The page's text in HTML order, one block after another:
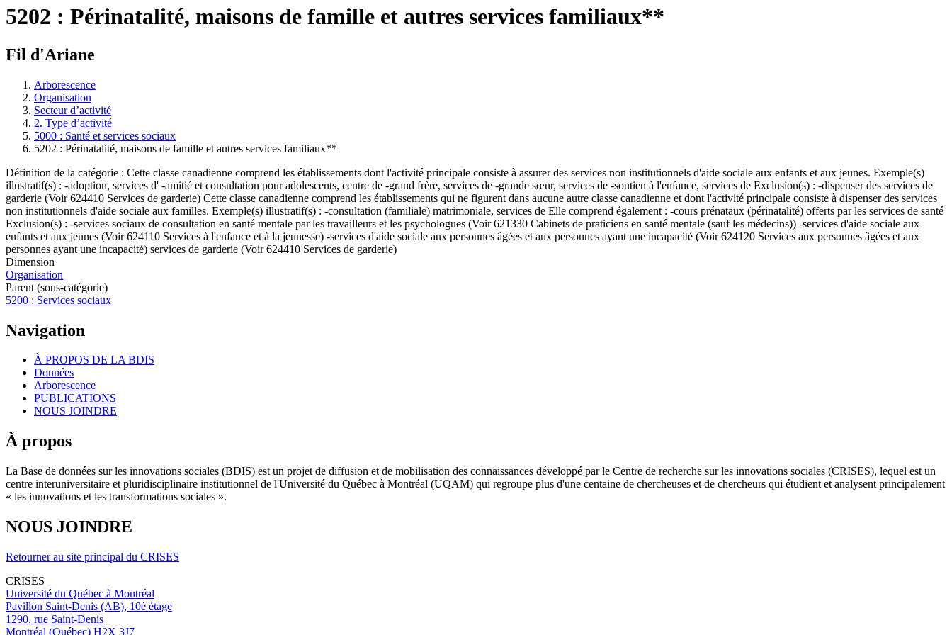
5202 : Périnatalité, maisons de famille et autres services familiaux**
Fil d'Ariane
Arborescence
Organisation
Secteur d’activité
2. Type d’activité
5000 : Santé et services sociaux
5202 : Périnatalité, maisons de famille et autres services familiaux**
Définition de la catégorie : Cette classe canadienne comprend les établissements dont l'activité principale consiste à assurer des services non institutionnels d'aide sociale aux enfants et aux jeunes. Exemple(s)
illustratif(s) : -adoption, services d' -amitié et consultation pour adolescents, centre de -grand frère, services de -grande sœur, services de -soutien à l'enfance, services de Exclusion(s) : -dispenser des services de
garderie (Voir 624410 Services de garderie) Cette classe canadienne comprend les établissements qui ne figurent dans aucune autre classe canadienne et dont l'activité principale consiste à dispenser des services
non institutionnels d'aide sociale aux familles. Exemple(s) illustratif(s) : -consultation (familiale) matrimoniale, services de Elle comprend également : -cours prénataux (périnatalité) offerts par les services de santé
Exclusion(s) : -services sociaux de consultation en santé mentale par les travailleurs et les psychologues (Voir 621330 Cabinets de praticiens en santé mentale (sauf les médecins)) -services d'aide sociale aux
enfants et aux jeunes (Voir 624110 Services à l'enfance et à la jeunesse) -services d'aide sociale aux personnes âgées et aux personnes ayant une incapacité (Voir 624120 Services aux personnes âgées et aux
personnes ayant une incapacité) services de garderie (Voir 624410 Services de garderie)
Dimension
Organisation
Parent (sous-catégorie)
5200 : Services sociaux
Navigation
À PROPOS DE LA BDIS
Données
Arborescence
PUBLICATIONS
NOUS JOINDRE
À propos
La Base de données sur les innovations sociales (BDIS) est un projet de diffusion et de mobilisation des connaissances développé par le Centre de recherche sur les innovations sociales (CRISES), lequel est un
centre interuniversitaire et pluridisciplinaire institutionnel de l'Université du Québec à Montréal (UQAM) qui regroupe plus d'une centaine de chercheuses et de chercheurs qui étudient et analysent principalement
« les innovations et les transformations sociales ».
NOUS JOINDRE
Retourner au site principal du CRISES
CRISES
Université du Québec à Montréal
Pavillon Saint-Denis (AB), 10è étage
1290, rue Saint-Denis
Montréal (Québec) H2X 3J7